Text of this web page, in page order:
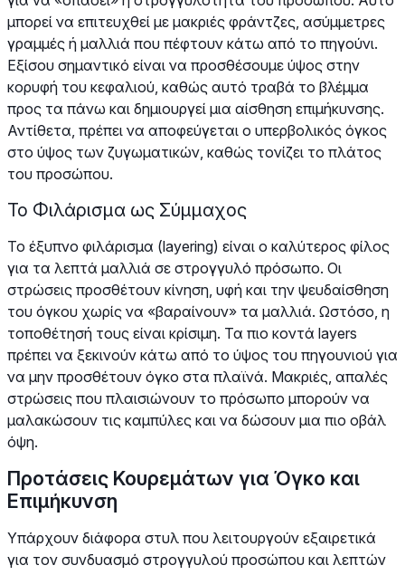
μπορεί να επιτευχθεί με μακριές φράντζες, ασύμμετρες
γραμμές ή μαλλιά που πέφτουν κάτω από το πηγούνι.
Εξίσου σημαντικό είναι να προσθέσουμε ύψος στην
κορυφή του κεφαλιού, καθώς αυτό τραβά το βλέμμα
προς τα πάνω και δημιουργεί μια αίσθηση επιμήκυνσης.
Αντίθετα, πρέπει να αποφεύγεται ο υπερβολικός όγκος
στο ύψος των ζυγωματικών, καθώς τονίζει το πλάτος
του προσώπου.
Το Φιλάρισμα ως Σύμμαχος
Το έξυπνο φιλάρισμα (layering) είναι ο καλύτερος φίλος
για τα λεπτά μαλλιά σε στρογγυλό πρόσωπο. Οι
στρώσεις προσθέτουν κίνηση, υφή και την ψευδαίσθηση
του όγκου χωρίς να «βαραίνουν» τα μαλλιά. Ωστόσο, η
τοποθέτησή τους είναι κρίσιμη. Τα πιο κοντά layers
πρέπει να ξεκινούν κάτω από το ύψος του πηγουνιού για
να μην προσθέτουν όγκο στα πλαϊνά. Μακριές, απαλές
στρώσεις που πλαισιώνουν το πρόσωπο μπορούν να
μαλακώσουν τις καμπύλες και να δώσουν μια πιο οβάλ
όψη.
Προτάσεις Κουρεμάτων για Όγκο και
Επιμήκυνση
Υπάρχουν διάφορα στυλ που λειτουργούν εξαιρετικά
για τον συνδυασμό στρογγυλού προσώπου και λεπτών